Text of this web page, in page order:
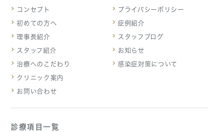
コンセプト
初めての方へ
理事長紹介
スタッフ紹介
治療へのこだわり
クリニック案内
お問い合わせ
プライバシーポリシー
症例紹介
スタッフブログ
お知らせ
感染症対策について
診療項目一覧